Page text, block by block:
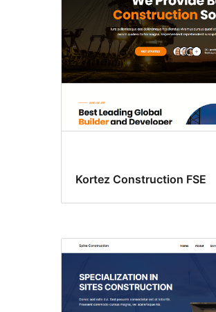
Kortez Construction FSE